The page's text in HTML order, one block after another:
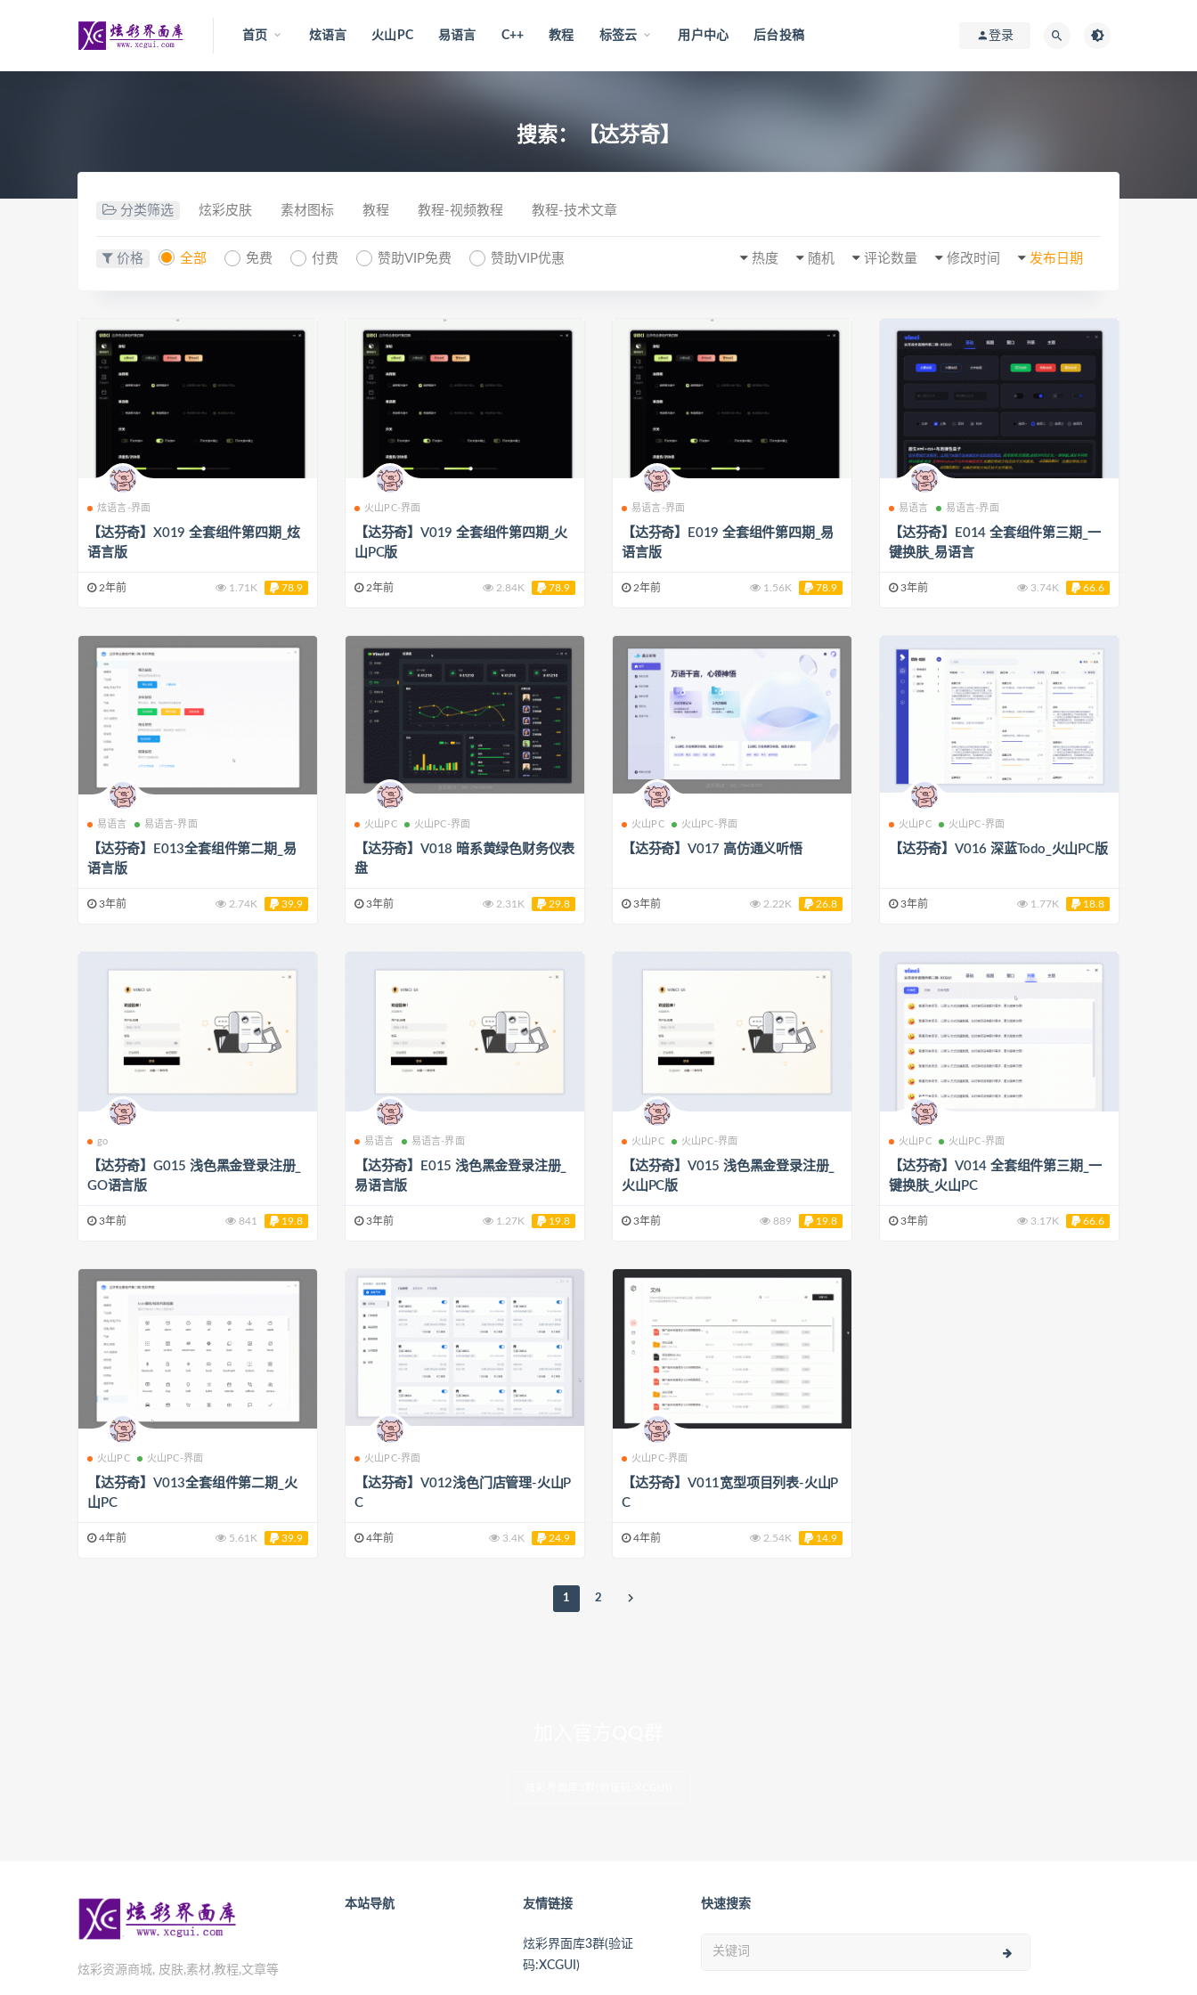
首页 炫语言 火山PC 易语言 C++ 教程 标签云 用户中心 后台投稿 登录
搜索：【达芬奇】
分类筛选 炫彩皮肤 素材图标 教程 教程-视频教程 教程-技术文章
价格 全部 免费 付费 赞助VIP免费 赞助VIP优惠 发布日期
修改时间
评论数量
随机
热度
炫语言-界面
【达芬奇】X019 全套组件第四期_炫
语言版
2年前 1.71K 78.9
火山PC-界面
【达芬奇】V019 全套组件第四期_火
山PC版
2年前 2.84K 78.9
易语言-界面
【达芬奇】E019 全套组件第四期_易
语言版
2年前 1.56K 78.9
易语言 易语言-界面
【达芬奇】E014 全套组件第三期_一
键换肤_易语言
3年前 3.74K 66.6
易语言 易语言-界面
【达芬奇】E013全套组件第二期_易
语言版
3年前 2.74K 39.9
火山PC 火山PC-界面
【达芬奇】V018 暗系黄绿色财务仪表
盘
3年前 2.31K 29.8
火山PC 火山PC-界面
【达芬奇】V017 高仿通义听悟
3年前 2.22K 26.8
火山PC 火山PC-界面
【达芬奇】V016 深蓝Todo_火山PC版
3年前 1.77K 18.8
go
【达芬奇】G015 浅色黑金登录注册_
GO语言版
3年前 841 19.8
易语言 易语言-界面
【达芬奇】E015 浅色黑金登录注册_
易语言版
3年前 1.27K 19.8
火山PC 火山PC-界面
【达芬奇】V015 浅色黑金登录注册_
火山PC版
3年前 889 19.8
火山PC 火山PC-界面
【达芬奇】V014 全套组件第三期_一
键换肤_火山PC
3年前 3.17K 66.6
火山PC 火山PC-界面
【达芬奇】V013全套组件第二期_火
山PC
4年前 5.61K 39.9
火山PC-界面
【达芬奇】V012浅色门店管理-火山P
C
4年前 3.4K 24.9
火山PC-界面
【达芬奇】V011宽型项目列表-火山P
C
4年前 2.54K 14.9
1 2
炫彩资源商城, 皮肤,素材,教程,文章等
本站导航 友情链接
炫彩界面库3群(验证
码:XCGUI)
快速搜索